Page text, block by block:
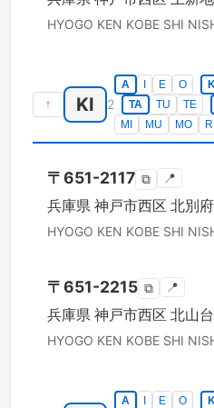
HYOGO KEN KOBE SHI
↑ KI 2
A E O
TA
TU TE
MI
MU MO RI
〒651-2117 ⧉ 📍
兵庫県 神戸市西区 北別府
HYOGO KEN KOBE SHI
〒651-2215 ⧉ 📍
兵庫県 神戸市西区 北山台
HYOGO KEN KOBE SHI
A E O